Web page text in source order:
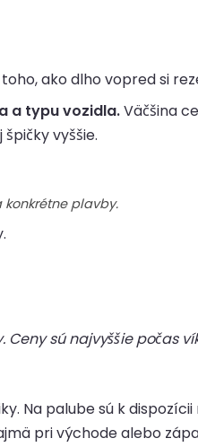
ako dlho vopred si
a typu vozidla.Väčšina
vyššie.
plavby.
sú najvyššie počas
Na palube sú k
pri východe alebo